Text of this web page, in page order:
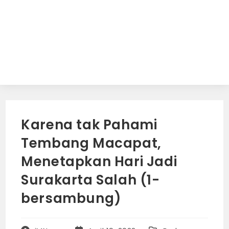
Karena tak Pahami
Tembang Macapat,
Menetapkan Hari Jadi
Surakarta Salah (1-
bersambung)